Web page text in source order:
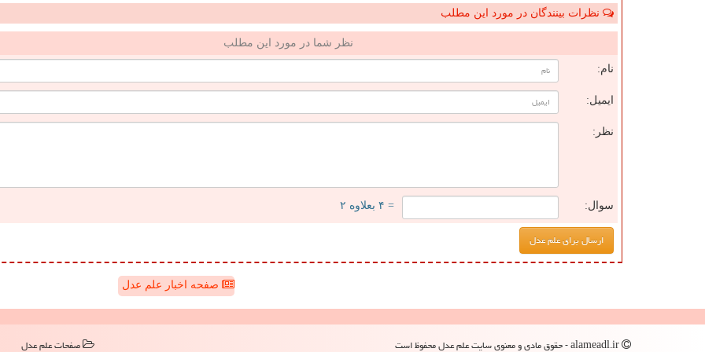
نظرات بینندگان در مورد این مطلب
نظر شما در مورد این مطلب
نام:
ایمیل:
نظر:
سوال: = ۴ بعلاوه ۲
صفحه اخبار علم عدل
صفحات علم عدل